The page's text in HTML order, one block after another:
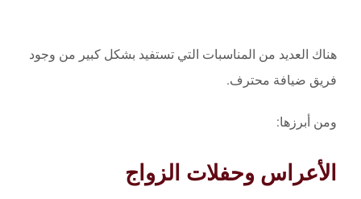
هناك العديد من المناسبات التي تستفيد بشكل كبير من وجود
فريق ضيافة محترف.
ومن أبرزها:
الأعراس وحفلات الزواج